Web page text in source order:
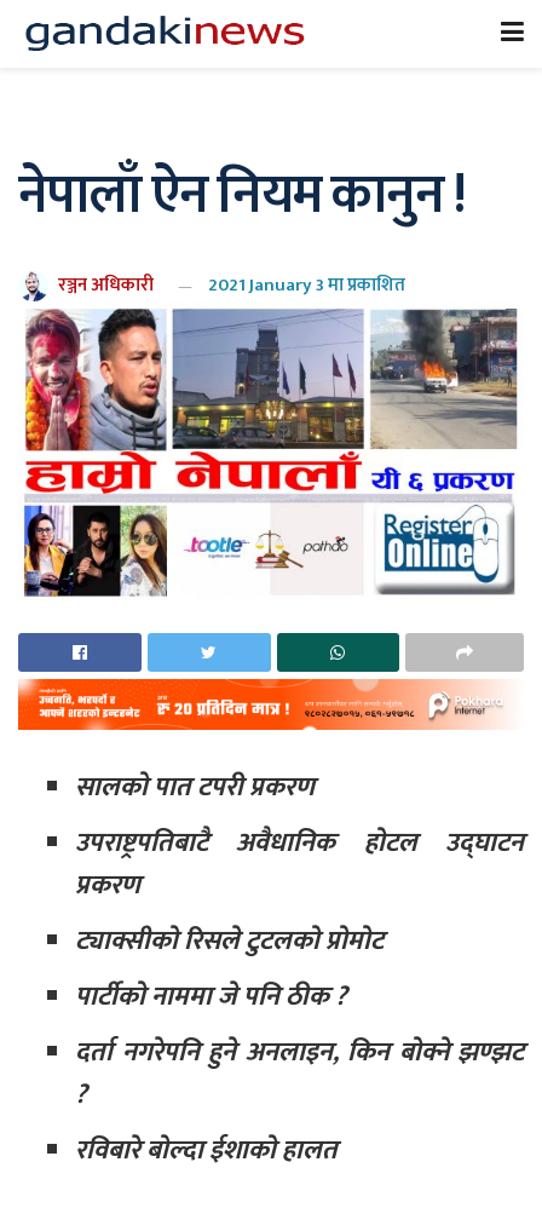
नेपालाँ ऐन नियम कानुन !
रञ्जन अधिकारी 2021 January 3 मा प्रकाशित
सालको पात टपरी प्रकरण
उपराष्ट्रपतिबाटै अवैधानिक होटल उद्घाटन
प्रकरण
ट्याक्सीको रिसले टुटलको प्रोमोट
पार्टीको नाममा जे पनि ठीक ?
दर्ता नगरेपनि हुने अनलाइन, किन बोक्ने झण्झट
?
रविबारे बोल्दा ईशाको हालत